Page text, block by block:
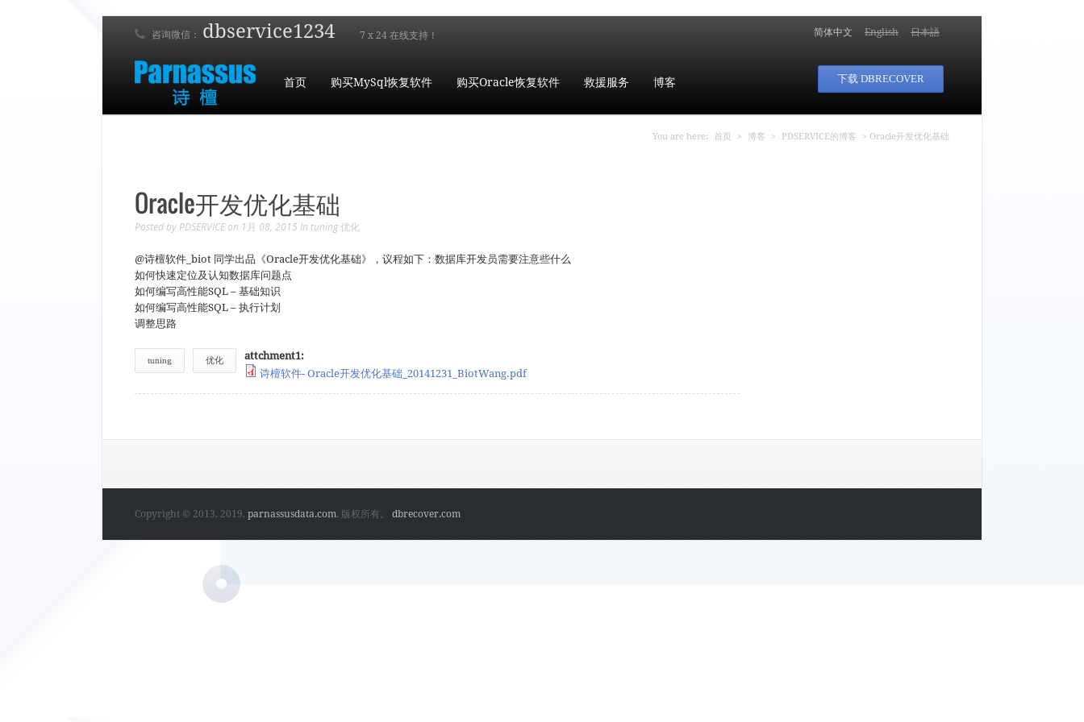
咨询微信： dbservice1234 7 x 24 在线支持！ 简体中文 English 日本語
首页 购买MySql恢复软件 购买Oracle恢复软件 救援服务 博客 下载 DBRECOVER
你在这里
You are here: 首页 > 博客 > PDSERVICE的博客 > Oracle开发优化基础
Oracle开发优化基础
Posted by PDSERVICE on 1月 08, 2015 In tuning 优化
@诗檀软件_biot 同学出品《Oracle开发优化基础》，议程如下：数据库开发员需要注意些什么
如何快速定位及认知数据库问题点
如何编写高性能SQL – 基础知识
如何编写高性能SQL – 执行计划
调整思路
tuning 优化
attchment1:
诗檀软件- Oracle开发优化基础_20141231_BiotWang.pdf
Copyright © 2013, 2019, parnassusdata.com. 版权所有。 dbrecover.com